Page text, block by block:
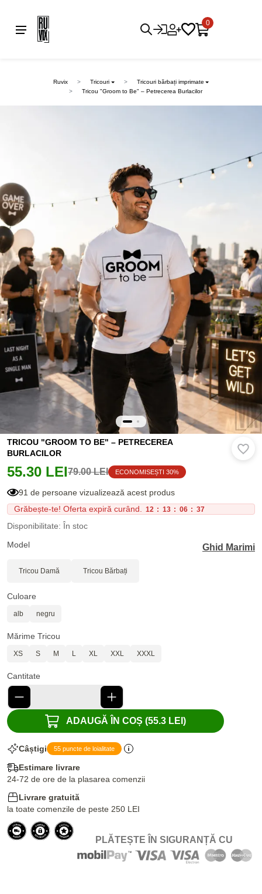
0
Ruvix Tricouri
Tricouri bărbați imprimate
Tricou "Groom to Be" – Petrecerea Burlacilor
TRICOU "GROOM TO BE" – PETRECEREA
BURLACILOR
55.30 LEI79.00 LEI ECONOMISEȘTI 30%
91 de persoane vizualizează acest produs
Grăbește-te! Oferta expiră curând.
12 : 13 : 06 : 36
Disponibilitate: În stoc
Model
Ghid Marimi
Tricou Damă Tricou Bărbați
Culoare
alb negru
Mărime Tricou
XS S M L XL XXL XXXL
Cantitate
ADAUGĂ ÎN COȘ (55.3 LEI)
Câștigi 55 puncte de loialitate
Estimare livrare
24-72 de ore de la plasarea comenzii
Livrare gratuită
la toate comenzile de peste 250 LEI
PLĂTEȘTE ÎN SIGURANȚĂ CU